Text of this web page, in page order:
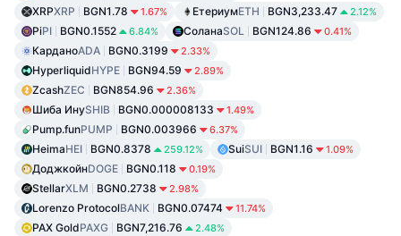
XRPXRP BGN1.78 1.67% ЕтериумETH BGN3,233.47 2.12%
PiPI BGN0.1552 6.84% СоланаSOL BGN124.86 0.41%
КарданоADA BGN0.3199 2.33%
HyperliquidHYPE BGN94.59 2.89%
ZcashZEC BGN854.96 2.36%
Шиба ИнуSHIB BGN0.000008133 1.49%
Pump.funPUMP BGN0.003966 6.37%
HeimaHEI BGN0.8378 259.12% SuiSUI BGN1.16 1.09%
ДоджкойнDOGE BGN0.118 0.19%
StellarXLM BGN0.2738 2.98%
Lorenzo ProtocolBANK BGN0.07474 11.74%
PAX GoldPAXG BGN7,216.76 2.48%